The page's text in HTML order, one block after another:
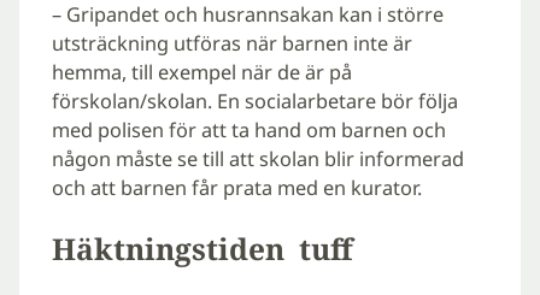
– Gripandet och husrannsakan kan i större
utsträckning utföras när barnen inte är
hemma, till exempel när de är på
förskolan/skolan. En socialarbetare bör följa
med polisen för att ta hand om barnen och
någon måste se till att skolan blir informerad
och att barnen får prata med en kurator.
Häktningstiden tuff